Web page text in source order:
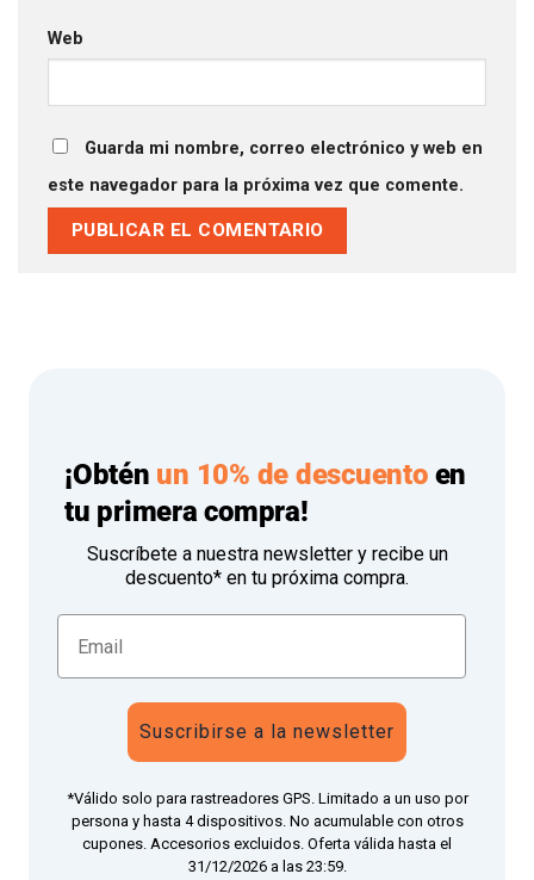
Web
Guarda mi nombre, correo electrónico y web en
este navegador para la próxima vez que comente.
¡Obtén un 10% de descuentoen
tu primera compra!
Suscríbete a nuestra newsletter y recibe un
descuento* en tu próxima compra.
Suscribirse a la newsletter
*Válido solo para rastreadores GPS. Limitado a un uso por
persona y hasta 4 dispositivos. No acumulable con otros
cupones. Accesorios excluidos. Oferta válida hasta el
31/12/2026 a las 23:59.